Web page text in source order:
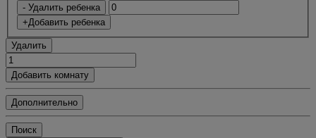
- Удалить ребенка
+Добавить ребенка
Удалить
Добавить комнату
Дополнительно
Поиск